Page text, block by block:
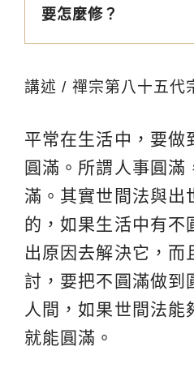
要怎麼修？
講述 / 禪宗第八十五代
平常在生活中，要做
圓滿。所謂人事圓滿
滿。其實世間法與出
的，如果生活中有不
出原因去解決它，而
討，要把不圓滿做到
人間，如果世間法能
就能圓滿。